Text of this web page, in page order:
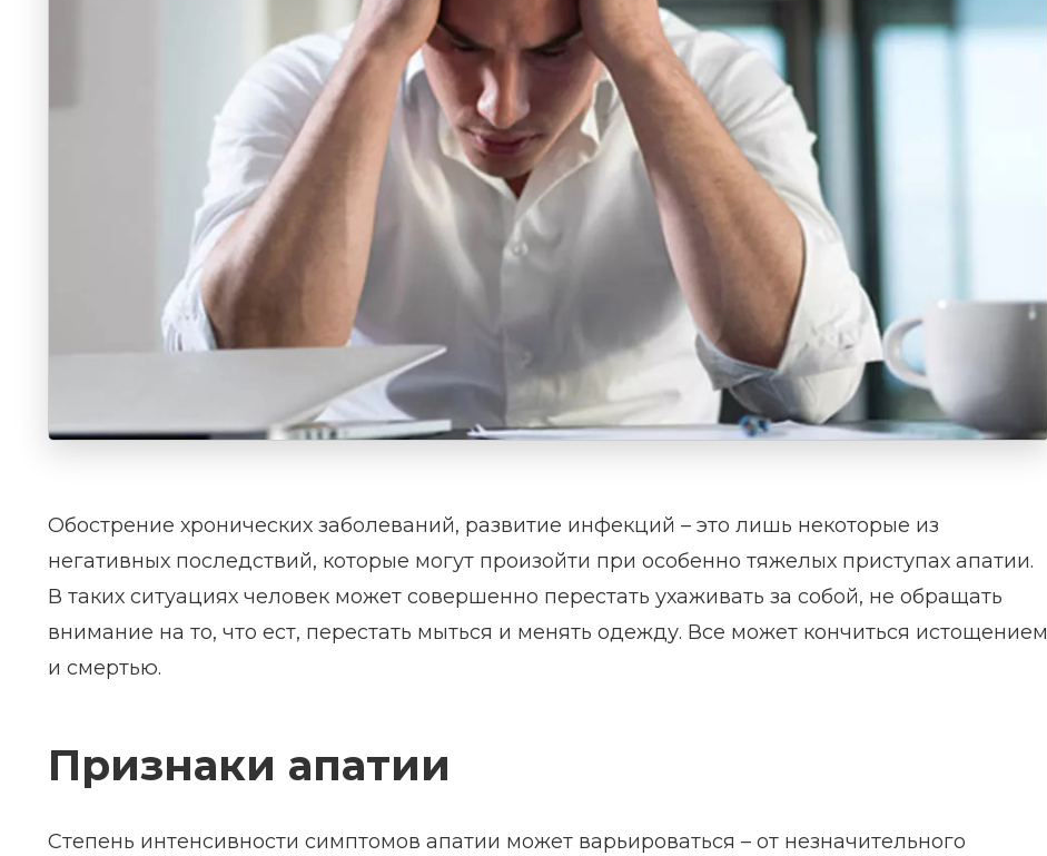
Обострение хронических заболеваний, развитие инфекций – это лишь некоторые из
негативных последствий, которые могут произойти при особенно тяжелых приступах апатии.
В таких ситуациях человек может совершенно перестать ухаживать за собой, не обращать
внимание на то, что ест, перестать мыться и менять одежду. Все может кончиться истощением
и смертью.
Признаки апатии
Степень интенсивности симптомов апатии может варьироваться – от незначительного